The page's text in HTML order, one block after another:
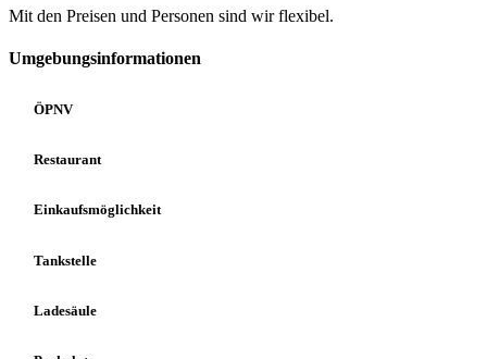
Mit den Preisen und Personen sind wir flexibel.
Umgebungsinformationen
ÖPNV
Restaurant
Einkaufsmöglichkeit
Tankstelle
Ladesäule